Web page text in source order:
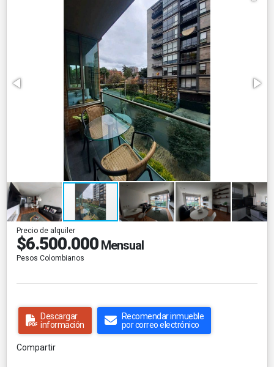
Precio de alquiler
$6.500.000 Mensual
Pesos Colombianos
Descargar
información
Recomendar inmueble
por correo electrónico
Compartir